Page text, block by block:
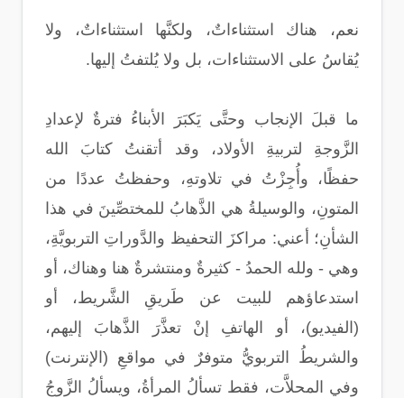
نعم، هناك استثناءاتٌ، ولكنَّها استثناءاتٌ، ولا
يُقاسُ على الاستثناءات، بل ولا يُلتفتُ إليها.
ما قبلَ الإنجاب وحتَّى يَكبَرَ الأبناءُ فترةٌ لإعدادِ
الزَّوجةِ لتربيةِ الأولاد، وقد أتقنتُ كتابَ الله
حفظًا، وأُجِزْتُ في تلاوتهِ، وحفظتُ عددًا من
المتونِ، والوسيلةُ هي الذَّهابُ للمختصِّينَ في هذا
الشأنِ؛ أعني: مراكزَ التحفيظ والدَّوراتِ التربويَّةِ،
وهي - ولله الحمدُ - كثيرةٌ ومنتشرةٌ هنا وهناك، أو
استدعاؤهم للبيت عن طَريقِ الشَّريط، أو
(الفيديو)، أو الهاتفِ إنْ تعذَّرَ الذَّهابَ إليهم،
والشريطُ التربويُّ متوفرٌ في مواقعِ (الإنترنت)
وفي المحلاَّت، فقط تسألُ المرأةُ، ويسألُ الزَّوجُ